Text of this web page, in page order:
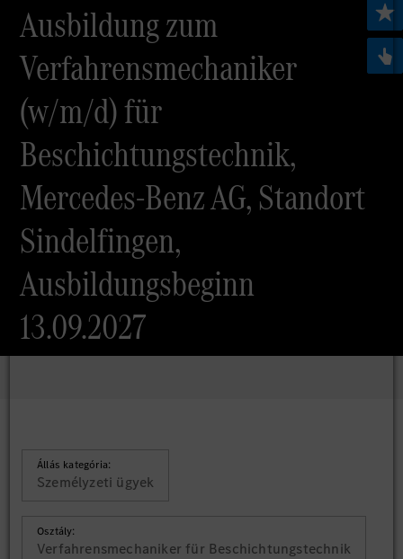
Ausbildung zum
Verfahrensmechaniker
(w/m/d) für
Beschichtungstechnik,
Mercedes-Benz AG, Standort
Sindelfingen,
Ausbildungsbeginn
13.09.2027
Állás kategória:
Személyzeti ügyek
Osztály:
Verfahrensmechaniker für Beschichtungstechnik